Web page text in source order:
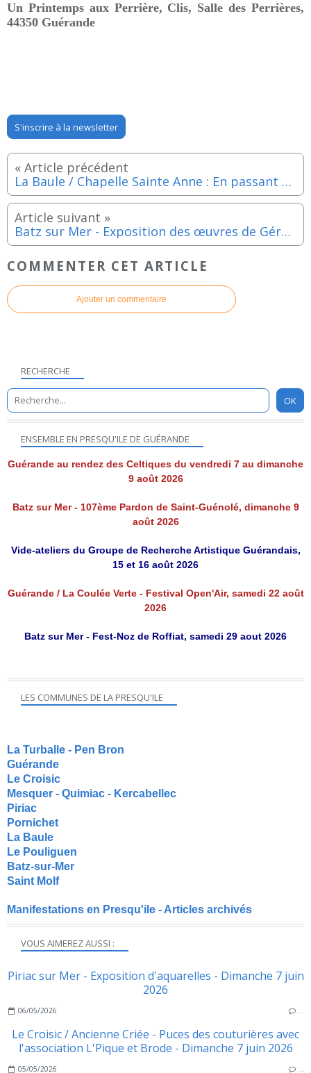
Un Printemps aux Perrière, Clis, Salle des Perrières,
44350 Guérande
S'inscrire à la newsletter
La Baule / Chapelle Sainte Anne : En passant par Broadway avec l'ensemble vocal "Euterpia-Choeur de la Baule - Vendredi 19 et samedi 20 mai 2023
Batz sur Mer - Exposition des œuvres de Gérard Goron du samedi 13 au lundi 29 mai 2023
COMMENTER CET ARTICLE
Ajouter un commentaire
RECHERCHE
VOUS AIMEREZ AUSSI :
Piriac sur Mer - Exposition d'aquarelles - Dimanche 7 juin
2026
06/05/2026 …
Le Croisic / Ancienne Criée - Puces des couturières avec
l'association L'Pique et Brode - Dimanche 7 juin 2026
05/05/2026 …
ENSEMBLE EN PRESQU'ILE DE GUÉRANDE
Guérande au rendez des Celtiques du vendredi 7 au dimanche
9 août 2026
Batz sur Mer - 107ème Pardon de Saint-Guénolé, dimanche 9
août 2026
Vide-ateliers du Groupe de Recherche Artistique Guérandais,
15 et 16 août 2026
Guérande / La Coulée Verte - Festival Open'Air, samedi 22 août
2026
Batz sur Mer - Fest-Noz de Roffiat, samedi 29 aout 2026
LES COMMUNES DE LA PRESQU'ILE
La Turballe - Pen Bron
Guérande
Le Croisic
Mesquer - Quimiac - Kercabellec
Piriac
Pornichet
La Baule
Le Pouliguen
Batz-sur-Mer
Saint Molf
Manifestations en Presqu'ile - Articles archivés